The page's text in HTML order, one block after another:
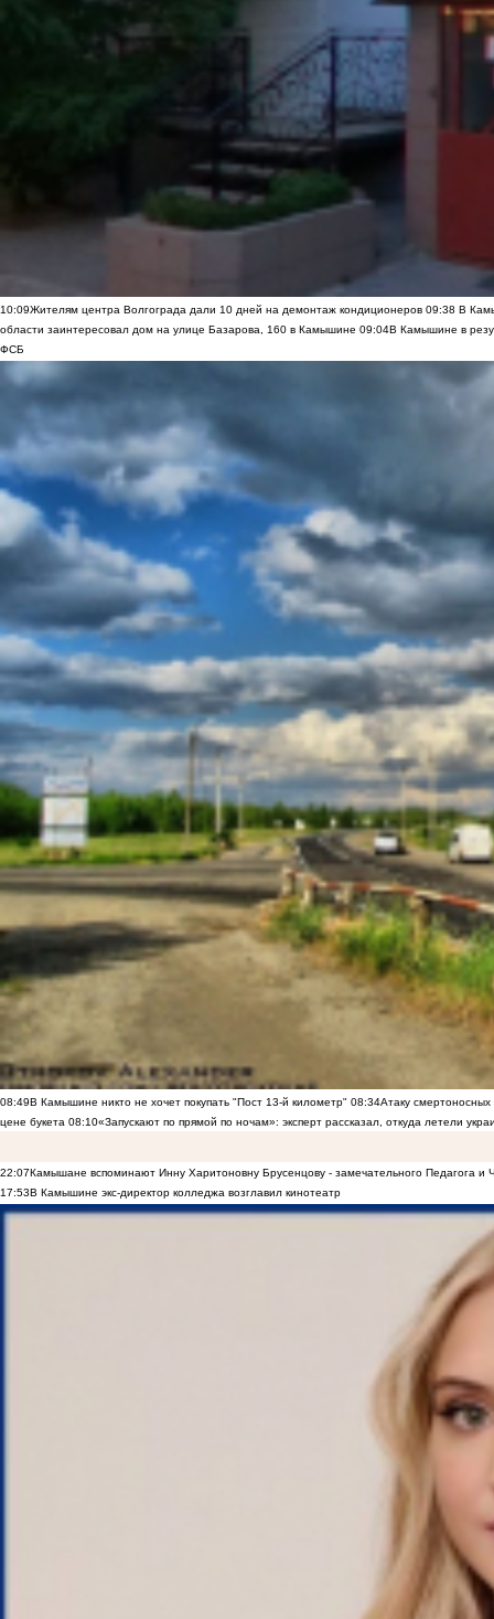
10:09Жителям центра Волгограда дали 10 дней на демонтаж кондиционеров 09:38 В
области заинтересовал дом на улице Базарова, 160 в Камышине 09:04В Камышине в
ФСБ
08:49В Камышине никто не хочет покупать "Пост 13-й километр" 08:34Атаку
цене букета 08:10«Запускают по прямой по ночам»: эксперт рассказал, откуда летели
22:07Камышане вспоминают Инну Харитоновну Брусенцову - замечательного Педагога и
17:53В Камышине экс-директор колледжа возглавил кинотеатр